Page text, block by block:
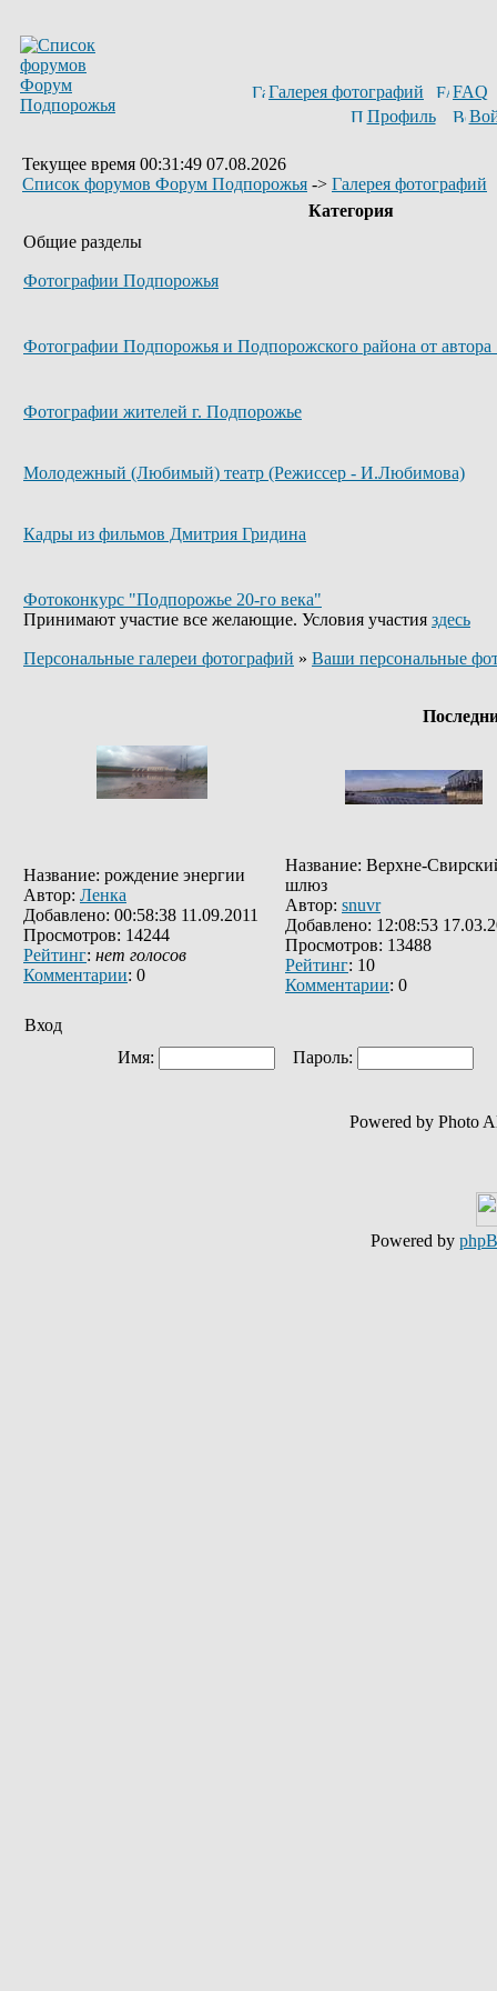
Галерея фотографий
FAQ
Профиль
Текущее время 00:31:49 07.08.2026
Список форумов Форум Подпорожья -> Галерея фотографий
Категория
Общие разделы
Фотографии Подпорожья
Фотографии Подпорожья и Подпорожского района от
Фотографии жителей г. Подпорожье
Молодежный (Любимый) театр (Режиссер - И.Любимова)
Кадры из фильмов Дмитрия Гридина
Фотоконкурс "Подпорожье 20-го века"
Принимают участие все желающие. Условия участия здесь
Персональные галереи фотографий » Ваши персональные
Название: рождение энергии
Автор: Ленка
Добавлено: 00:58:38 11.09.2011
Просмотров: 14244
Рейтинг: нет голосов
Комментарии: 0
Название: Верхне-
шлюз
Автор: snuvr
Добавлено: 12:08:53
Просмотров: 13488
Рейтинг: 10
Комментарии: 0
Вход
Имя:
Пароль:
Powered by Photo
Powered by